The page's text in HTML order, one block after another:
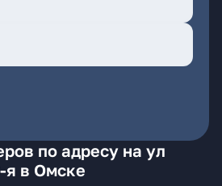
по адресу на ул
я в Омске